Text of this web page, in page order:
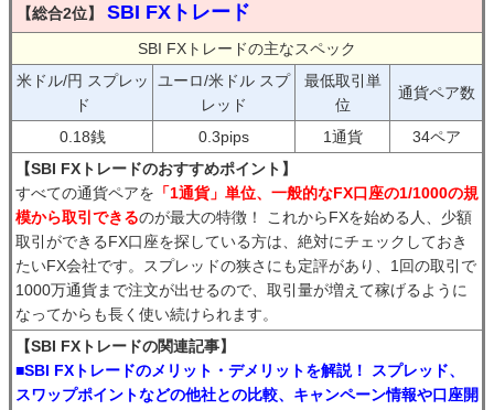
【総合2位】 SBI FXトレード
SBI FXトレードの主なスペック
米ドル/円 スプレッ
ド
ユーロ/米ドル スプ
レッド
最低取引単
位
通貨ペア数
0.18銭 0.3pips 1通貨
34ペア
【SBI FXトレードのおすすめポイント】
すべての通貨ペアを 「1通貨」単位、一般的なFX口座の1/1000の規
模から取引できるのが最大の特徴！ これからFXを始める人、少額
取引ができるFX口座を探している方は、絶対にチェックしておき
たいFX会社です。スプレッドの狭さにも定評があり、1回の取引で
1000万通貨まで注文が出せるので、取引量が増えて稼げるように
なってからも長く使い続けられます。
【SBI FXトレードの関連記事】
■SBI FXトレードのメリット・デメリットを解説！ スプレッド、
スワップポイントなどの他社との比較、キャンペーン情報や口座開